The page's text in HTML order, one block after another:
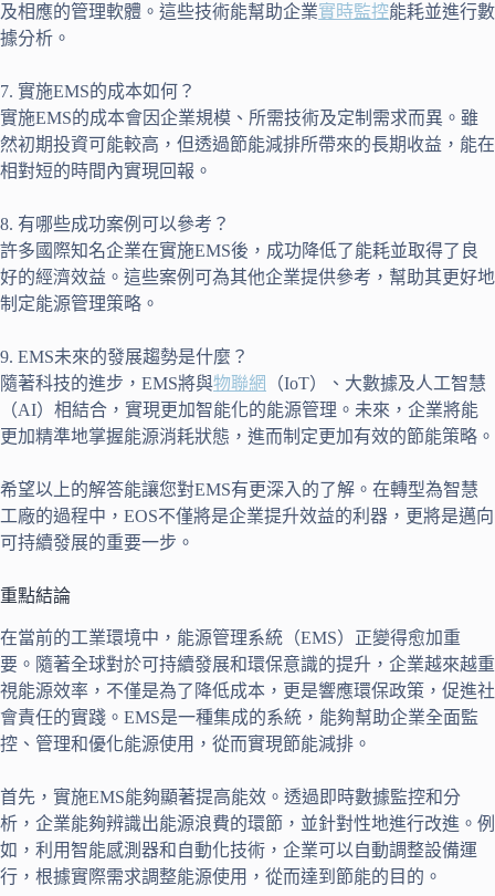
及相應的管理軟體。這些技術能幫助企業實時監控能耗並進行數
據分析。
7. 實施EMS的成本如何？
實施EMS的成本會因企業規模、所需技術及定制需求而異。雖
然初期投資可能較高，但透過節能減排所帶來的長期收益，能在
相對短的時間內實現回報。
8. 有哪些成功案例可以參考？
許多國際知名企業在實施EMS後，成功降低了能耗並取得了良
好的經濟效益。這些案例可為其他企業提供參考，幫助其更好地
制定能源管理策略。
9. EMS未來的發展趨勢是什麼？
隨著科技的進步，EMS將與物聯網
（IoT）、大數據及人工智慧
（AI）相結合，實現更加智能化的能源管理。未來，企業將能
更加精準地掌握能源消耗狀態，進而制定更加有效的節能策略。
希望以上的解答能讓您對EMS有更深入的了解。在轉型為智慧
工廠的過程中，EOS不僅將是企業提升效益的利器，更將是邁向
可持續發展的重要一步。
重點結論
在當前的工業環境中，能源管理系統（EMS）正變得愈加重
要。隨著全球對於可持續發展和環保意識的提升，企業越來越重
視能源效率，不僅是為了降低成本，更是響應環保政策，促進社
會責任的實踐。EMS是一種集成的系統，能夠幫助企業全面監
控、管理和優化能源使用，從而實現節能減排。
首先，實施EMS能夠顯著提高能效。透過即時數據監控和分
析，企業能夠辨識出能源浪費的環節，並針對性地進行改進。例
如，利用智能感測器和自動化技術，企業可以自動調整設備運
行，根據實際需求調整能源使用，從而達到節能的目的。